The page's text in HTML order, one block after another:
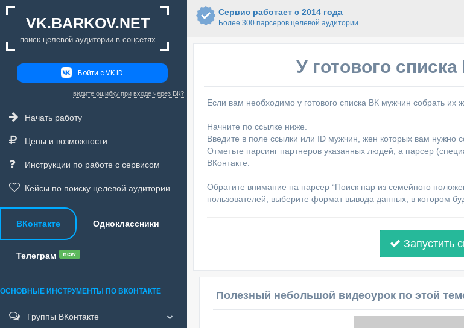
Сервис работает с 2014 года
Более 300 парсеров целевой аудитории
У готового
Если вам необходимо у готового списка ВК мужчин собрать
Начните по ссылке ниже.
Введите в поле ссылки или ID мужчин, жен которых вам нужно
Отметьте парсинг партнеров указанных людей, а парсер
ВКонтакте.
Обратите внимание на парсер “Поиск пар из семейного
пользователей, выберите формат вывода данных, в котором
Запустить
Полезный небольшой видеоурок по этой
VK.BARKOV.NET
поиск целевой аудитории в соцсетях
Войти с VK ID
видите ошибку при входе через ВК?
Начать работу
Цены и возможности
Инструкции по работе с сервисом
Кейсы по поиску целевой аудитории
ВКонтакте Одноклассники
Телеграм new
ОСНОВНЫЕ ИНСТРУМЕНТЫ ПО ВКОНТАКТЕ
Группы ВКонтакте